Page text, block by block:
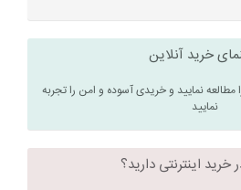
خرید آنلاین
مطالعه نمایید و خریدی آسوده و امن را تجربه
نمایید
اینترنتی دارید؟